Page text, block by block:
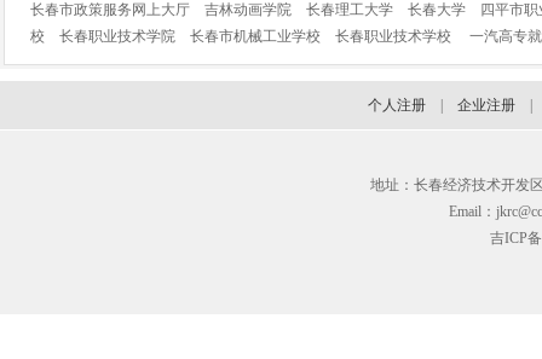
长春市政策服务网上大厅 吉林动画学院 长春理工大学 长春大学
四平市
校
长春职业技术学院 长春市机械工业学校 长春职业技术学校 一汽高专
个人注册 企业注册
地址：长春经济技术开发
Email：
吉ICP